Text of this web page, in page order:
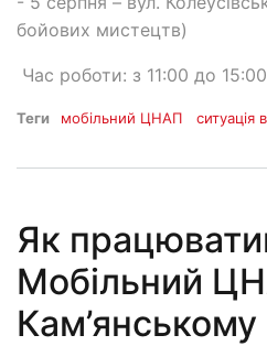
бойових мистецтв)
Час роботи: з 11:00 до 15:00
Теги мобільний ЦНАП ситуація
Як
Мобільний
Кам’янському